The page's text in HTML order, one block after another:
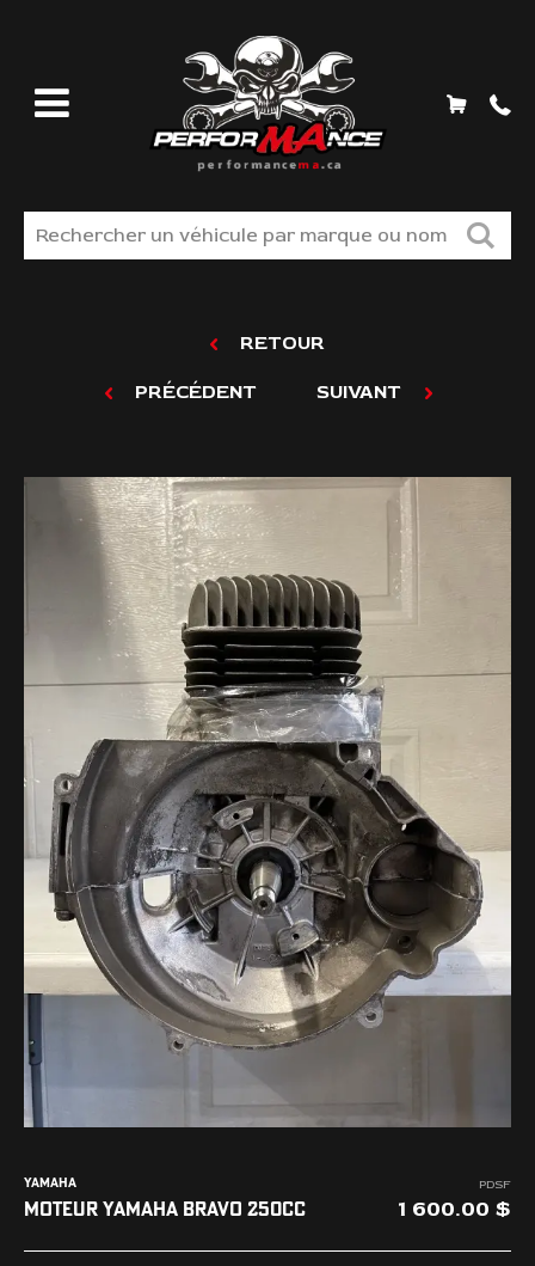
LIQUIDATION
TROUVER VOS PIÈCES
L'ENTREPRISE
NOUS JOINDRE
RETOUR
PRÉCÉDENT SUIVANT
YAMAHA
MOTEUR YAMAHA BRAVO 250CC
PDSF
1 600.00